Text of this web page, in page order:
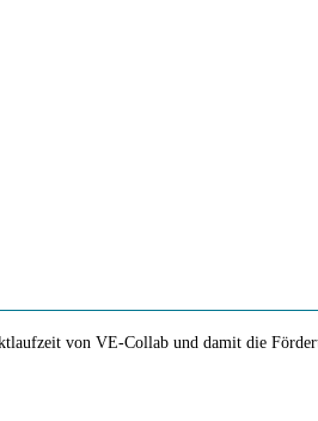
von VE-Collab und damit die